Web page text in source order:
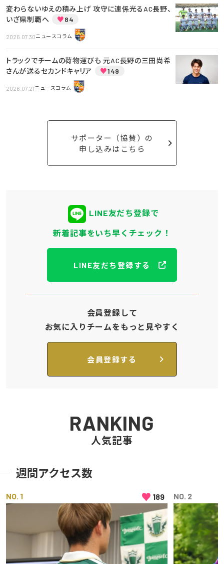
変わらないゆえの積み上げ 攻守に連係光るAC長野、
いざ県制覇へ
♥84
2026.07.30ニュースコラム
トラックでチームの荷物運びも 元AC長野の三田尚希
さんが送るセカンドキャリア
♥149
2026.07.21ニュースコラム
サポーター（協賛）の
申し込みはこちら
LINE友だち登録で
新着記事をいち早くチェック！
LINE友だち登録する
会員登録して
お気に入りチームをもっと見やすく
会員登録する
人気記事
RANKING
週間アクセス数
NO ♥ 189 NO